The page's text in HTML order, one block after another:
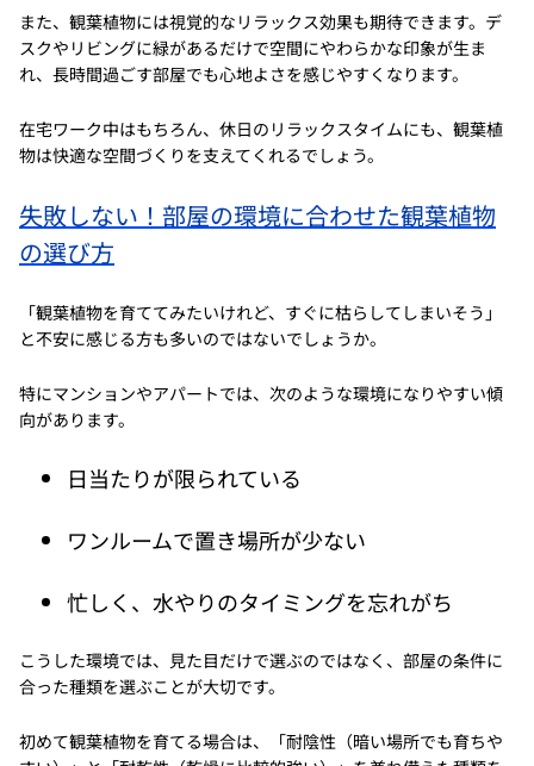
また、観葉植物には視覚的なリラックス効果も期待できます。デ
スクやリビングに緑があるだけで空間にやわらかな印象が生ま
れ、長時間過ごす部屋でも心地よさを感じやすくなります。
在宅ワーク中はもちろん、休日のリラックスタイムにも、観葉植
物は快適な空間づくりを支えてくれるでしょう。
失敗しない！部屋の環境に合わせた観葉植物
の選び方
「観葉植物を育ててみたいけれど、すぐに枯らしてしまいそう」
と不安に感じる方も多いのではないでしょうか。
特にマンションやアパートでは、次のような環境になりやすい傾
向があります。
日当たりが限られている
ワンルームで置き場所が少ない
忙しく、水やりのタイミングを忘れがち
こうした環境では、見た目だけで選ぶのではなく、部屋の条件に
合った種類を選ぶことが大切です。
初めて観葉植物を育てる場合は、「耐陰性（暗い場所でも育ちや